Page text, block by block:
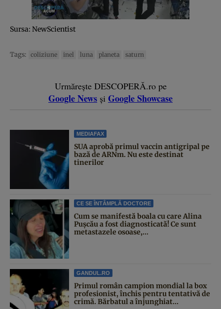
Sursa: NewScientist
Tags: coliziune inel luna planeta saturn
Urmărește DESCOPERĂ.ro pe
Google News și Google Showcase
MEDIAFAX
SUA aprobă primul vaccin antigripal pe
bază de ARNm. Nu este destinat
tinerilor
CE SE ÎNTÂMPLĂ DOCTORE
Cum se manifestă boala cu care Alina
Pușcău a fost diagnosticată! Ce sunt
metastazele osoase,...
GANDUL.RO
Primul român campion mondial la box
profesionist, închis pentru tentativă de
crimă. Bărbatul a înjunghiat...